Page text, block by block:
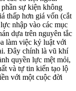
sự kiện không
thấp hơn giá vốn (cắt
nhập vào các mục
dựa trên nguyên tắc
làm việc kỷ luật với
Đây chính là vũ khí
quyền lực mệt mỏi,
và tự tin kiến tạo lộ
với một cuộc đời